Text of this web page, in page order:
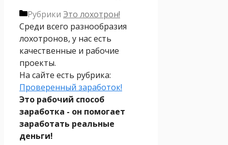
Рубрики Это лохотрон!
Среди всего разнообразия
лохотронов, у нас есть
качественные и рабочие
проекты.
На сайте есть рубрика:
Проверенный заработок!
Это рабочий способ
заработка - он помогает
заработать реальные
деньги!